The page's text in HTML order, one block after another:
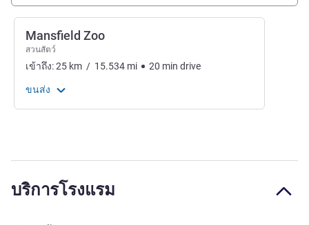
Mansfield Zoo
สวนสัตว์
เข้าถึง:25 km / 15.534 mi 20 min drive
ขนส่ง
บริการโรงแรม